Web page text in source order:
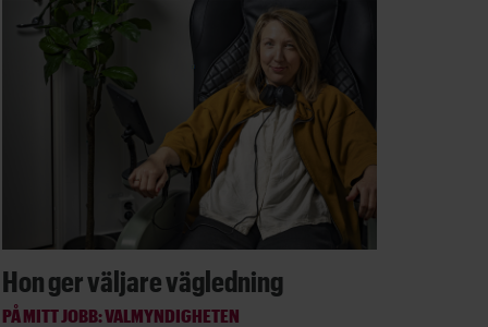
Hon ger väljare vägledning
PÅ MITT JOBB: VALMYNDIGHETEN